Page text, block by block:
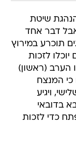
שיטת
החדשה של הפורמולה 1, אבל דבר אחד
תוכרע במירוץ
לזכות
הערב (ראשון)
כי המנצח
ויגיע
בדובאי
כדי לזכות